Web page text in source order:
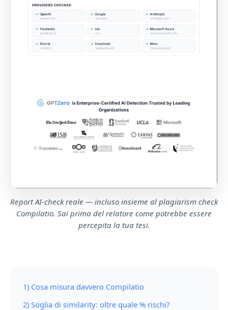
Report AI-check reale — incluso insieme al plagiarism check
Compilatio. Sai prima del relatore come potrebbe essere
percepita la tua tesi.
1) Cosa misura davvero Compilatio
2) Soglia di similarity: oltre quale % rischi?